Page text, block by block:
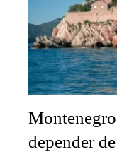
depender